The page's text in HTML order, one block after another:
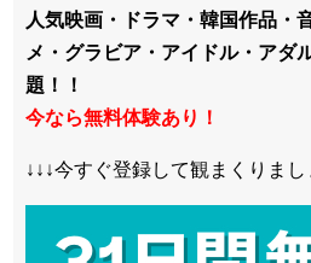
人気映画・ドラマ・韓国作品・
メ・グラビア・アイドル・アダ
題！！
今なら無料体験あり！
↓↓↓今すぐ登録して観まくりまし